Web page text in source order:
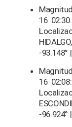
16
-93.148°
16
-96.924°